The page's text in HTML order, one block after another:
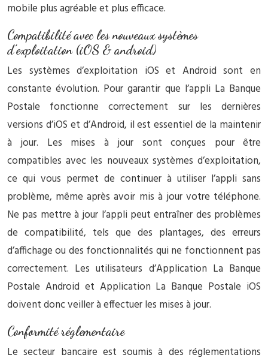
mobile plus agréable et plus efficace.
Compatibilité avec les nouveaux systèmes
d’exploitation (iOS & android)
Les systèmes d’exploitation iOS et Android sont en
constante évolution. Pour garantir que l’appli La Banque
Postale fonctionne correctement sur les dernières
versions d’iOS et d’Android, il est essentiel de la maintenir
à jour. Les mises à jour sont conçues pour être
compatibles avec les nouveaux systèmes d’exploitation,
ce qui vous permet de continuer à utiliser l’appli sans
problème, même après avoir mis à jour votre téléphone.
Ne pas mettre à jour l’appli peut entraîner des problèmes
de compatibilité, tels que des plantages, des erreurs
d’affichage ou des fonctionnalités qui ne fonctionnent pas
correctement. Les utilisateurs d’Application La Banque
Postale Android et Application La Banque Postale iOS
doivent donc veiller à effectuer les mises à jour.
Conformité réglementaire
Le secteur bancaire est soumis à des réglementations